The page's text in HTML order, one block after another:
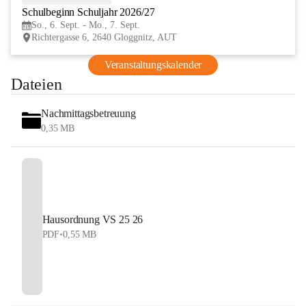
Schulbeginn Schuljahr 2026/27
So., 6. Sept. - Mo., 7. Sept.
Richtergasse 6, 2640 Gloggnitz, AUT
Veranstaltungskalender
Dateien
Nachmittagsbetreuung
0,35 MB
Hausordnung VS 25 26
PDF•0,55 MB